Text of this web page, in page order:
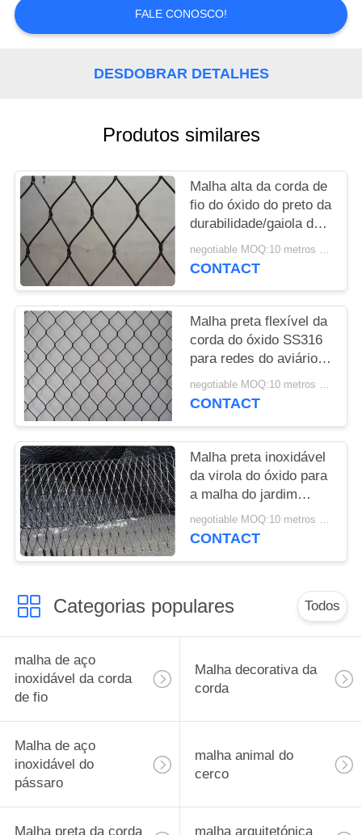
UMAS
CITAÇÕES
PRIVACY
POLICY
FALE CONOSCO!
DESDOBRAR DETALHES
Produtos similares
Malha alta da corda de
fio do óxido do preto da
durabilidade/gaiola de
pássaro animal que
cerca o CE habilitado
negotiable MOQ:10 metros quadrados
CONTACT
Malha preta flexível da
corda do óxido SS316
para redes do aviário
do macaco e do
pássaro
negotiable MOQ:10 metros quadrados
CONTACT
Malha preta inoxidável
da virola do óxido para
a malha do jardim
zoológico/instalação
dos trilhos/rede do
negotiable MOQ:10 metros quadrados
CONTACT
Categorias populares Todos
malha de aço
inoxidável da corda
de fio
Malha decorativa da
corda
Malha de aço
inoxidável do
pássaro
malha animal do
cerco
Malha preta da corda malha arquitetónica